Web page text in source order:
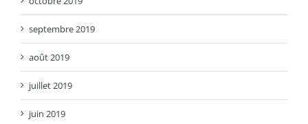
septembre 2019
août 2019
juillet 2019
juin 2019